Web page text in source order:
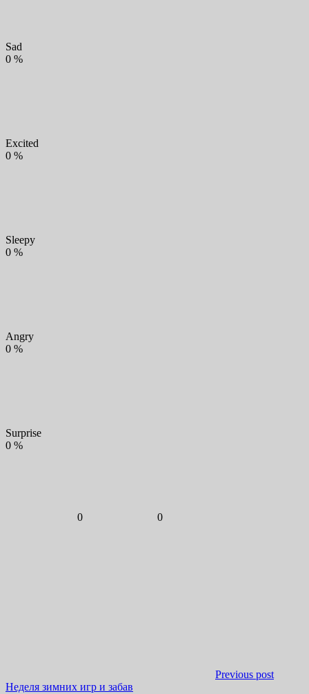
Sad
0 %
Excited
0 %
Sleepy
0 %
Angry
0 %
Surprise
0 %
0 0
Previous post
Неделя зимних игр и забав